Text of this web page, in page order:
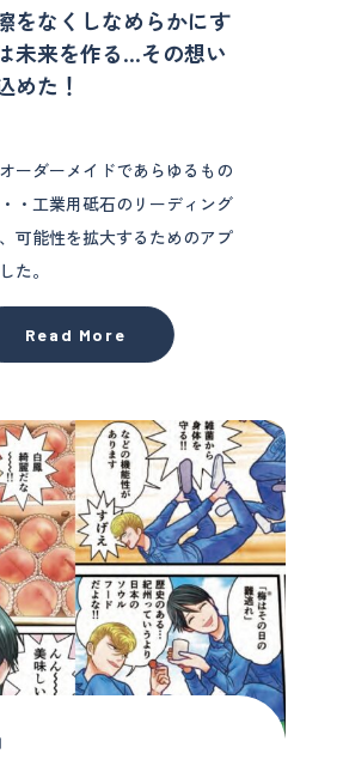
をなくしなめらかにす
未来を作る…その想い
めた！
ーダーメイドであらゆるもの
・工業用砥石のリーディング
可能性を拡大するためのアプ
た。
Read More